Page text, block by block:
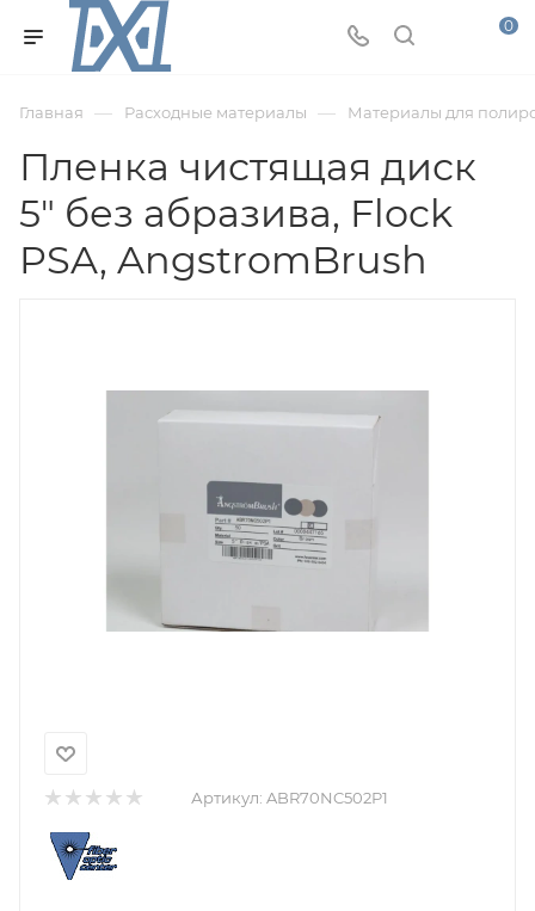
0
Главная — Расходные материалы — Материалы для
Пленка чистящая диск
5" без абразива, Flock
PSA, AngstromBrush
Артикул: ABR70NC502P1